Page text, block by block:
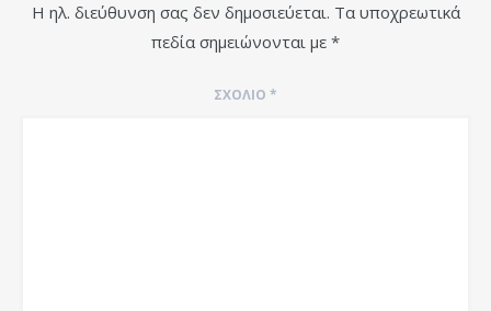
Η ηλ. διεύθυνση σας δεν δημοσιεύεται. Τα υποχρεωτικά
πεδία σημειώνονται με *
ΣΧΌΛΙΟ *